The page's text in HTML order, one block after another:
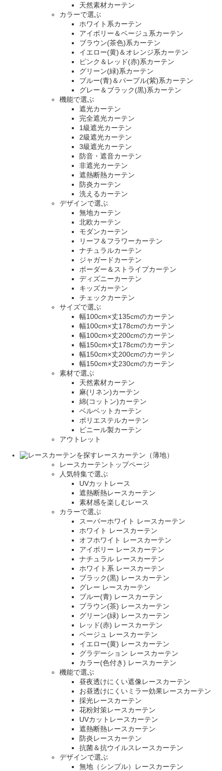
天然素材カーテン
カラーで選ぶ
ホワイト系カーテン
アイボリー＆ベージュ系カーテン
ブラウン(茶色)系カーテン
イエロー(黄)＆オレンジ系カーテン
ピンク＆レッド(赤)系カーテン
グリーン(緑)系カーテン
ブルー(青)＆パープル(紫)系カーテン
グレー＆ブラック(黒)系カーテン
機能で選ぶ
遮光カーテン
完全遮光カーテン
1級遮光カーテン
2級遮光カーテン
3級遮光カーテン
防音・遮音カーテン
非遮光カーテン
遮熱断熱カーテン
防炎カーテン
洗えるカーテン
デザインで選ぶ
無地カーテン
北欧カーテン
モダンカーテン
リーフ＆フラワーカーテン
ナチュラルカーテン
ジャガードカーテン
ボーダー＆ストライプカーテン
ディズニーカーテン
キッズカーテン
チェックカーテン
サイズで選ぶ
幅100cm×丈135cmのカーテン
幅100cm×丈178cmのカーテン
幅100cm×丈200cmのカーテン
幅150cm×丈178cmのカーテン
幅150cm×丈200cmのカーテン
幅150cm×丈230cmのカーテン
素材で選ぶ
天然素材カーテン
麻(リネン)カーテン
綿(コットン)カーテン
ベルベットカーテン
ポリエステルカーテン
ビニール製カーテン
アウトレット
レースカーテン（薄地）
レースカーテントップページ
人気特集で選ぶ
UVカットレース
遮熱断熱レースカーテン
素材感を楽しむレース
カラーで選ぶ
スーパーホワイト レースカーテン
ホワイト レースカーテン
オフホワイト レースカーテン
アイボリー レースカーテン
ナチュラル レースカーテン
ホワイト系 レースカーテン
ブラック(黒) レースカーテン
グレー レースカーテン
ブルー(青) レースカーテン
ブラウン(茶) レースカーテン
グリーン(緑) レースカーテン
レッド(赤) レースカーテン
ベージュ レースカーテン
イエロー(黄) レースカーテン
グラデーション レースカーテン
カラー(色付き) レースカーテン
機能で選ぶ
昼夜透けにくい遮像レースカーテン
お昼透けにくいミラー効果レースカーテン
採光レースカーテン
花粉対策レースカーテン
UVカットレースカーテン
遮熱断熱レースカーテン
防炎レースカーテン
抗菌＆抗ウイルスレースカーテン
デザインで選ぶ
無地（シンプル）レースカーテン